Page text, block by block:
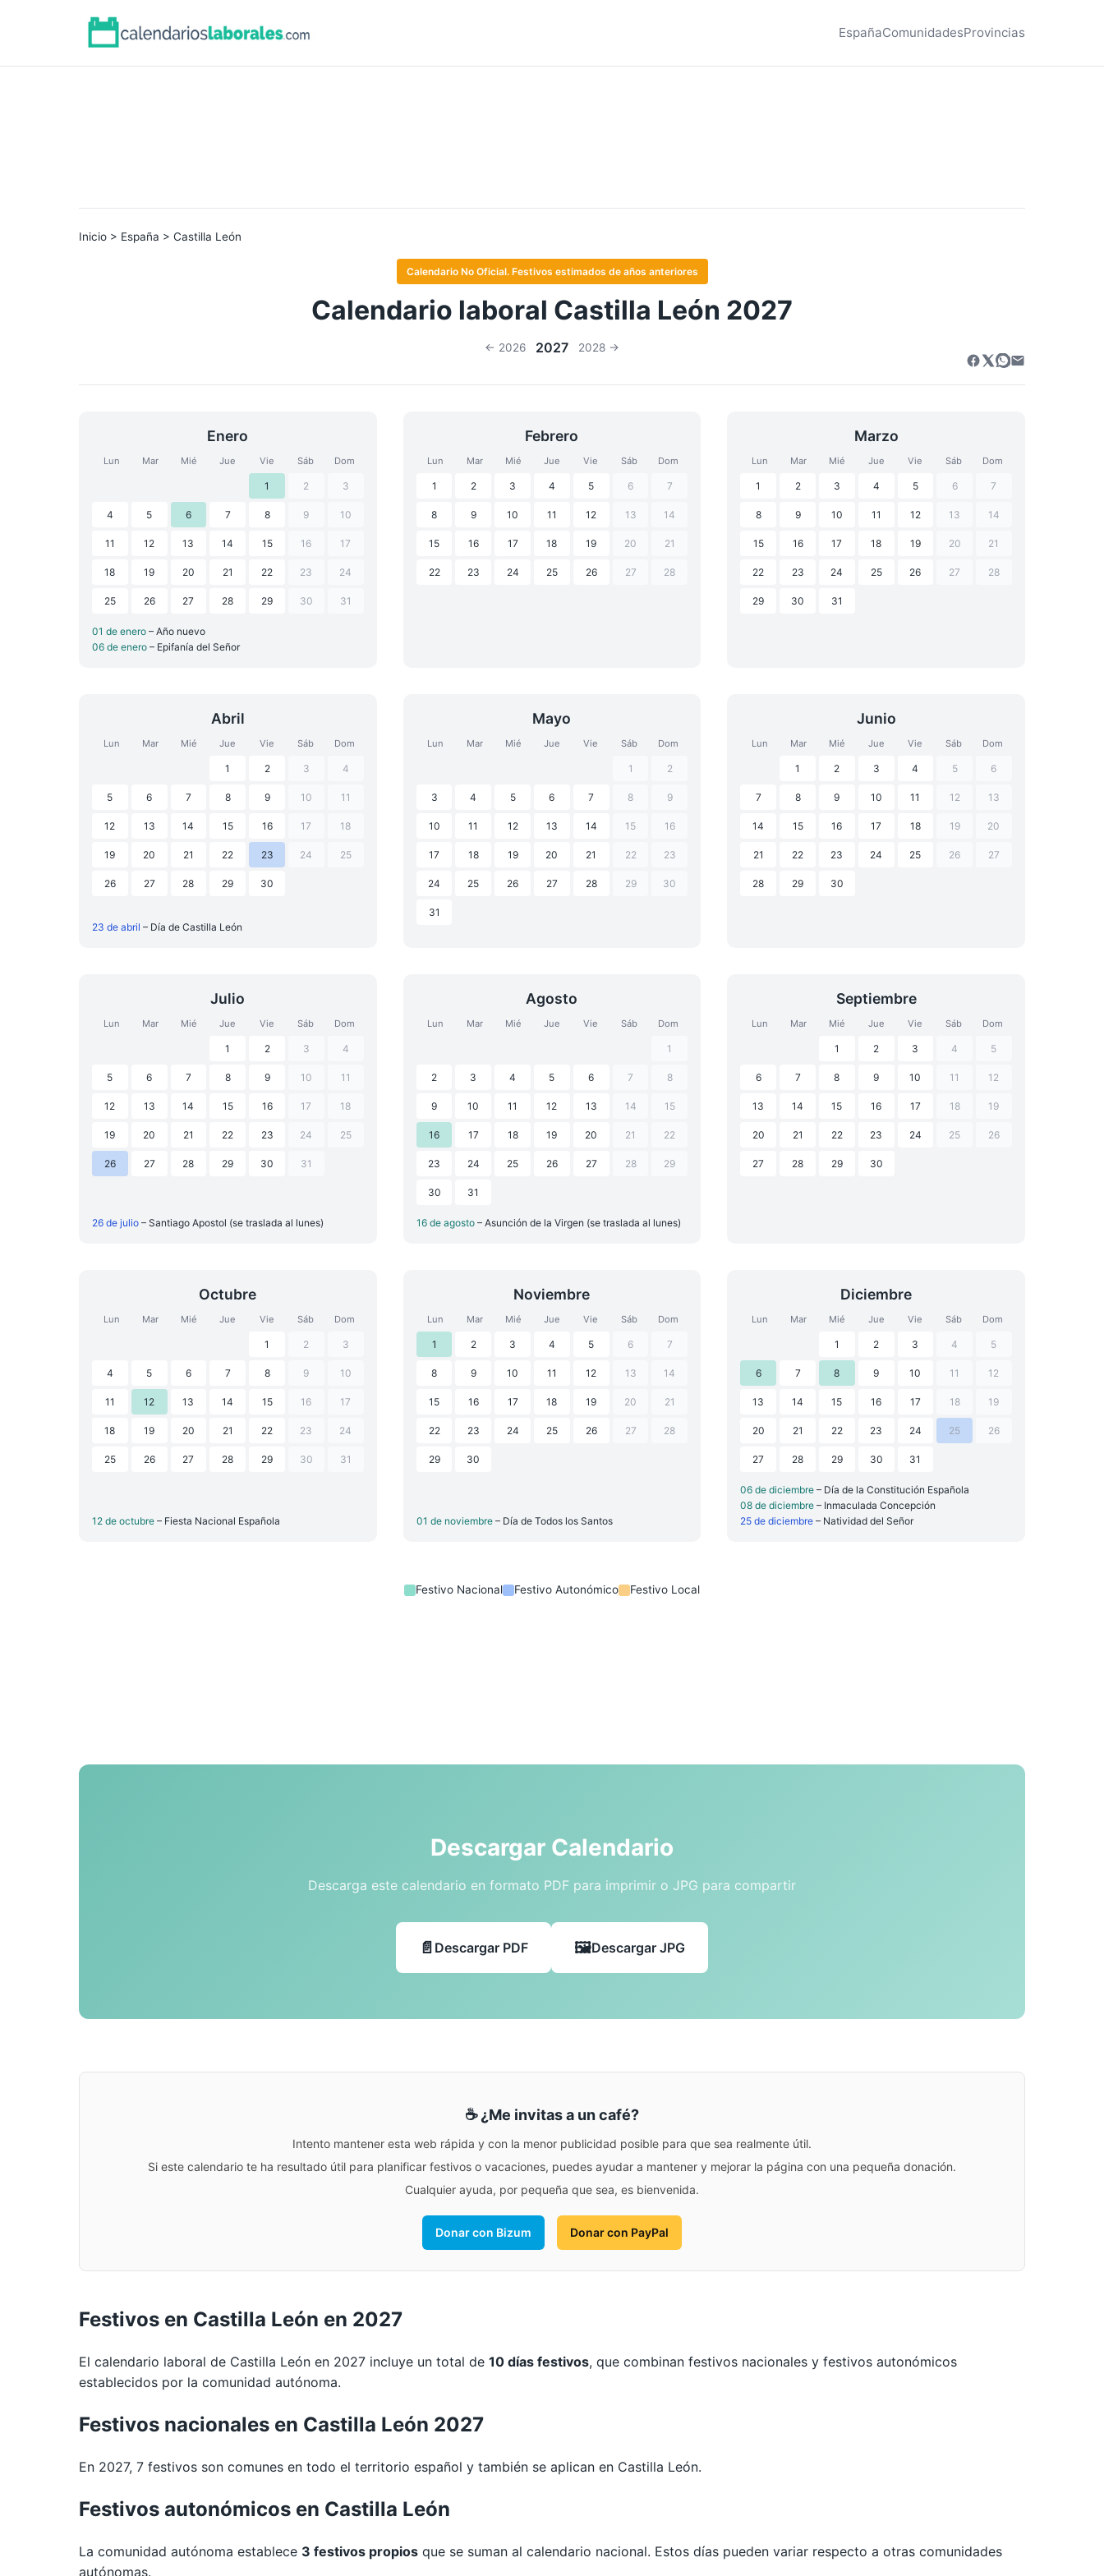
EspañaComunidadesProvincias
Inicio > España > Castilla León
Calendario No Oficial. Festivos estimados de años anteriores
Calendario laboral Castilla León 2027
← 2026 2027 2028 →
Enero
Lun Mar Mié Jue Vie Sáb Dom
1 2 3
4 5 6 7 8 9 10
11 12 13 14 15 16 17
18 19 20 21 22 23 24
25 26 27 28 29 30 31
01 de enero – Año nuevo
06 de enero – Epifanía del Señor
Febrero
Lun Mar Mié Jue Vie Sáb Dom
1 2 3 4 5 6 7
8 9 10 11 12 13 14
15 16 17 18 19 20 21
22 23 24 25 26 27 28
Marzo
Lun Mar Mié Jue Vie Sáb Dom
1 2 3 4 5 6 7
8 9 10 11 12 13 14
15 16 17 18 19 20 21
22 23 24 25 26 27 28
29 30 31
Abril
Lun Mar Mié Jue Vie Sáb Dom
1 2 3 4
5 6 7 8 9 10 11
12 13 14 15 16 17 18
19 20 21 22 23 24 25
26 27 28 29 30
23 de abril – Día de Castilla León
Mayo
Lun Mar Mié Jue Vie Sáb Dom
1 2
3 4 5 6 7 8 9
10 11 12 13 14 15 16
17 18 19 20 21 22 23
24 25 26 27 28 29 30
31
Junio
Lun Mar Mié Jue Vie Sáb Dom
1 2 3 4 5 6
7 8 9 10 11 12 13
14 15 16 17 18 19 20
21 22 23 24 25 26 27
28 29 30
Julio
Lun Mar Mié Jue Vie Sáb Dom
1 2 3 4
5 6 7 8 9 10 11
12 13 14 15 16 17 18
19 20 21 22 23 24 25
26 27 28 29 30 31
26 de julio – Santiago Apostol (se traslada al lunes)
Agosto
Lun Mar Mié Jue Vie Sáb Dom
1
2 3 4 5 6 7 8
9 10 11 12 13 14 15
16 17 18 19 20 21 22
23 24 25 26 27 28 29
30 31
16 de agosto – Asunción de la Virgen (se traslada al lunes)
Septiembre
Lun Mar Mié Jue Vie Sáb Dom
1 2 3 4 5
6 7 8 9 10 11 12
13 14 15 16 17 18 19
20 21 22 23 24 25 26
27 28 29 30
Octubre
Lun Mar Mié Jue Vie Sáb Dom
1 2 3
4 5 6 7 8 9 10
11 12 13 14 15 16 17
18 19 20 21 22 23 24
25 26 27 28 29 30 31
12 de octubre – Fiesta Nacional Española
Noviembre
Lun Mar Mié Jue Vie Sáb Dom
1 2 3 4 5 6 7
8 9 10 11 12 13 14
15 16 17 18 19 20 21
22 23 24 25 26 27 28
29 30
01 de noviembre – Día de Todos los Santos
Diciembre
Lun Mar Mié Jue Vie Sáb Dom
1 2 3 4 5
6 7 8 9 10 11 12
13 14 15 16 17 18 19
20 21 22 23 24 25 26
27 28 29 30 31
06 de diciembre– Día de la Constitución Española
08 de diciembre– Inmaculada Concepción
25 de diciembre– Natividad del Señor
Festivo Nacional Festivo Autonómico Festivo Local
Descargar Calendario
Descarga este calendario en formato PDF para imprimir o JPG para compartir
Descargar PDF Descargar JPG
☕ ¿Me invitas a un café?
Intento mantener esta web rápida y con la menor publicidad posible para que sea realmente útil.
Si este calendario te ha resultado útil para planificar festivos o vacaciones, puedes ayudar a mantener y mejorar la página con una pequeña donación.
Cualquier ayuda, por pequeña que sea, es bienvenida.
Donar con Bizum Donar con PayPal
Festivos en Castilla León en 2027
El calendario laboral de Castilla León en 2027 incluye un total de 10 días festivos, que combinan festivos nacionales y festivos autonómicos
establecidos por la comunidad autónoma.
Festivos nacionales en Castilla León 2027
En 2027, 7 festivos son comunes en todo el territorio español y también se aplican en Castilla León.
Festivos autonómicos en Castilla León
La comunidad autónoma establece 3 festivos propios que se suman al calendario nacional. Estos días pueden variar respecto a otras comunidades
autónomas.